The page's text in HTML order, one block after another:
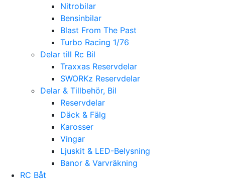
Nitrobilar
Bensinbilar
Blast From The Past
Turbo Racing 1/76
Delar till Rc Bil
Traxxas Reservdelar
SWORKz Reservdelar
Delar & Tillbehör, Bil
Reservdelar
Däck & Fälg
Karosser
Vingar
Ljuskit & LED-Belysning
Banor & Varvräkning
RC Båt